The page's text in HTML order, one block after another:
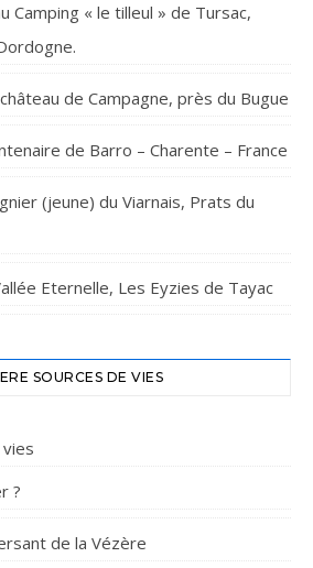
Camping « le tilleul » de Tursac,
de Campagne, près du Bugue
de Barro – Charente – France
(jeune) du Viarnais, Prats du
Eternelle, Les Eyzies de Tayac
SOURCES DE VIES
?
de la Vézère